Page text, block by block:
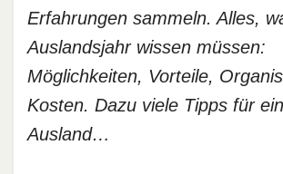
Erfahrungen sammeln. Alles,
Auslandsjahr wissen müssen:
Möglichkeiten, Vorteile,
Kosten. Dazu viele Tipps für
Ausland…